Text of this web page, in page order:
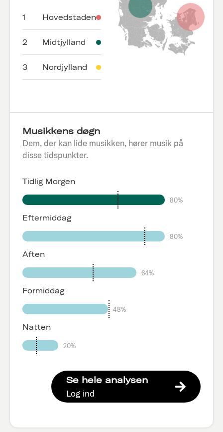
1 Hovedstaden
2 Midtjylland
3 Nordjylland
Musikkens døgn
Dem, der kan lide musikken, hører musik på
disse tidspunkter.
Tidlig Morgen
80%
Eftermiddag
80%
Aften
64%
Formiddag
48%
Natten
20%
Se hele analysen
Log ind